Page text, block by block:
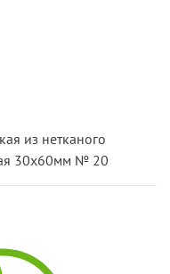
из нетканого
30х60мм № 20